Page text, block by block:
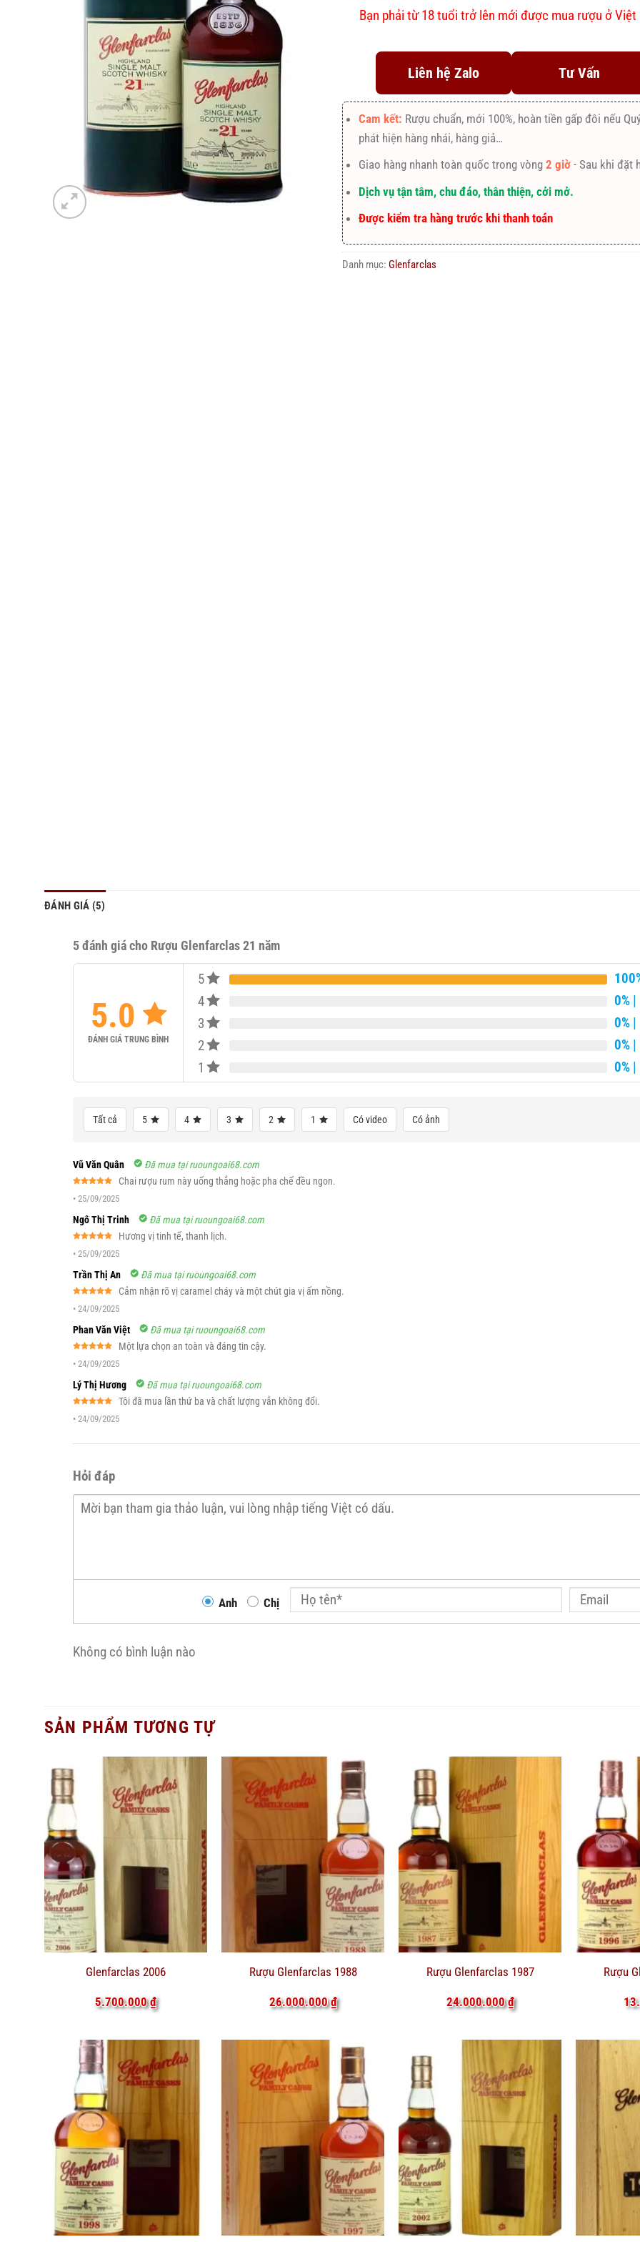
Bạn phải từ 18 tuổi trở lên mới được mua rượu ở Việt
Liên hệ Zalo Tư Vấn
Cam kết: Rượu chuẩn, mới 100%, hoàn tiền gấp đôi nếu
phát hiện hàng nhái, hàng giả…
Giao hàng nhanh toàn quốc trong vòng 2 giờ- Sau khi đặt
Dịch vụ tận tâm, chu đáo, thân thiện, cởi mở.
Được kiểm tra hàng trước khi thanh toán
Danh mục: Glenfarclas
ĐÁNH GIÁ (5)
5 đánh giá cho Rượu Glenfarclas 21 năm
5.0
ĐÁNH GIÁ TRUNG BÌNH
5
4
0% |
3
0% |
2
0% |
1
0% |
Tất cả 5 4 3 2 1 Có video Có ảnh
Vũ Văn Quân Đã mua tại ruoungoai68.com
hạng55
Chai rượu rum này uống thẳng hoặc pha chế đều ngon.
• 25/09/2025
Ngô Thị Trinh Đã mua tại ruoungoai68.com
hạng55
Hương vị tinh tế, thanh lịch.
• 25/09/2025
Trần Thị An Đã mua tại ruoungoai68.com
hạng55
Cảm nhận rõ vị caramel cháy và một chút gia vị ấm nồng.
• 24/09/2025
Phan Văn Việt Đã mua tại ruoungoai68.com
hạng55
Một lựa chọn an toàn và đáng tin cậy.
• 24/09/2025
Lý Thị Hương Đã mua tại ruoungoai68.com
hạng55
Tôi đã mua lần thứ ba và chất lượng vẫn không đổi.
• 24/09/2025
Hỏi đáp
Anh Chị
Không có bình luận nào
SẢN PHẨM TƯƠNG TỰ
Glenfarclas 2006
5.700.000₫
Rượu Glenfarclas 1988
26.000.000₫
Rượu Glenfarclas 1987
24.000.000₫
Rượu